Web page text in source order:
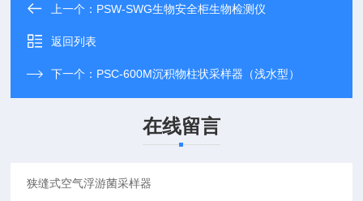
上一个： PSW-SWG生物安全柜生物检测仪
返回列表
下一个： PSC-600M沉积物柱状采样器（浅水型）
在线留言